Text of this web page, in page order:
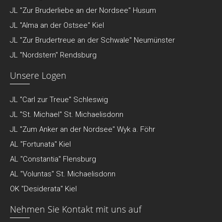
JL "Zur Bruderliebe an der Nordsee" Husum
JL "Alma an der Ostsee" Kiel
JL "Zur Brudertreue an der Schwale" Neumünster
JL "Nordstern" Rendsburg
Unsere Logen
JL "Carl zur Treue" Schleswig
JL "St. Michael" St. Michaelisdonn
JL "Zum Anker an der Nordsee" Wyk a. Föhr
AL "Fortunata" Kiel
AL "Constantia" Flensburg
AL "Voluntas" St. Michaelisdonn
OK "Desiderata" Kiel
Nehmen Sie Kontakt mit uns auf